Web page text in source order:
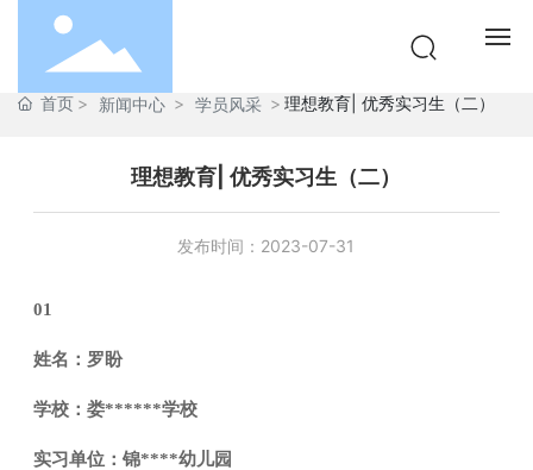
幼儿教育
首页 新闻中心 学员风采 理想教育| 优秀实习生（二）
理想教育| 优秀实习生（二）
发布时间： 2023-07-31
01
姓名：罗盼
学校：娄******学校
实习单位：锦****幼儿园